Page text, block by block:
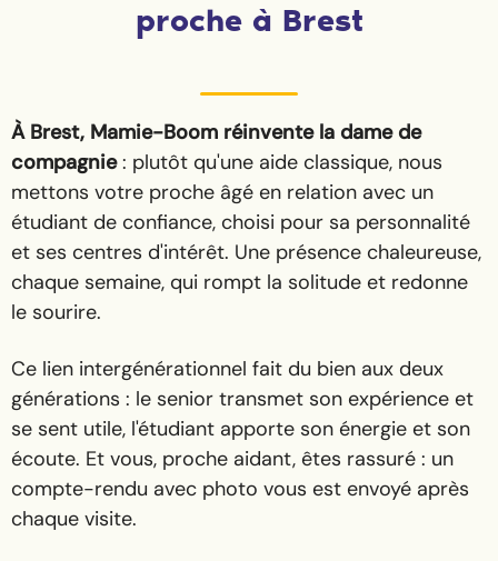
proche à Brest
À Brest, Mamie-Boom réinvente la dame de
compagnie: plutôt qu'une aide classique, nous
mettons votre proche âgé en relation avec un
étudiant de confiance, choisi pour sa personnalité
et ses centres d'intérêt. Une présence chaleureuse,
chaque semaine, qui rompt la solitude et redonne
le sourire.
Ce lien intergénérationnel fait du bien aux deux
générations : le senior transmet son expérience et
se sent utile, l'étudiant apporte son énergie et son
écoute. Et vous, proche aidant, êtes rassuré : un
compte-rendu avec photo vous est envoyé après
chaque visite.